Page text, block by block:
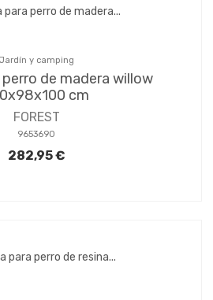
Jardín y camping
de madera willow
cm
FOREST
9653690
282,95 €